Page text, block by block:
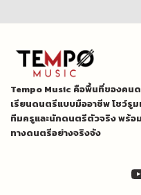
Tempo Music คือพื้นที่ของคน
เรียนดนตรีแบบมืออาชีพ โชว์รู
ทีมครูและนักดนตรีตัวจริง พร้อ
ทางดนตรีอย่างจริงจัง